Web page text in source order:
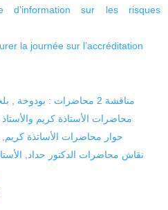
d’information sur les risques
la journée sur l’accréditation
مناقشة 2 محاضرات : بودوخة , بلخيتر , حداد , حوالف وولد خسال
محاضرات الأستاذة كريم
حوار محاضرات الأساتذة كريم,
نقاش محاضرات الدكتور حداد,